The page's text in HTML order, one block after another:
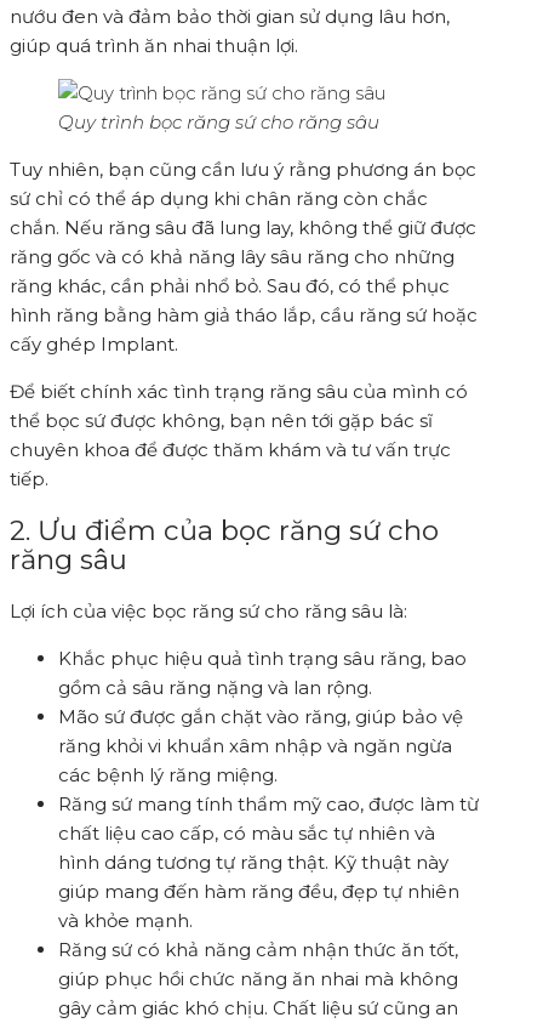
nướu đen và đảm bảo thời gian sử dụng lâu hơn,
giúp quá trình ăn nhai thuận lợi.
Quy trình bọc răng sứ cho răng sâu
Tuy nhiên, bạn cũng cần lưu ý rằng phương án bọc
sứ chỉ có thể áp dụng khi chân răng còn chắc
chắn. Nếu răng sâu đã lung lay, không thể giữ được
răng gốc và có khả năng lây sâu răng cho những
răng khác, cần phải nhổ bỏ. Sau đó, có thể phục
hình răng bằng hàm giả tháo lắp, cầu răng sứ hoặc
cấy ghép Implant.
Để biết chính xác tình trạng răng sâu của mình có
thể bọc sứ được không, bạn nên tới gặp bác sĩ
chuyên khoa để được thăm khám và tư vấn trực
tiếp.
2. Ưu điểm của bọc răng sứ cho
răng sâu
Lợi ích của việc bọc răng sứ cho răng sâu là:
Khắc phục hiệu quả tình trạng sâu răng, bao
gồm cả sâu răng nặng và lan rộng.
Mão sứ được gắn chặt vào răng, giúp bảo vệ
răng khỏi vi khuẩn xâm nhập và ngăn ngừa
các bệnh lý răng miệng.
Răng sứ mang tính thẩm mỹ cao, được làm từ
chất liệu cao cấp, có màu sắc tự nhiên và
hình dáng tương tự răng thật. Kỹ thuật này
giúp mang đến hàm răng đều, đẹp tự nhiên
và khỏe mạnh.
Răng sứ có khả năng cảm nhận thức ăn tốt,
giúp phục hồi chức năng ăn nhai mà không
gây cảm giác khó chịu. Chất liệu sứ cũng an